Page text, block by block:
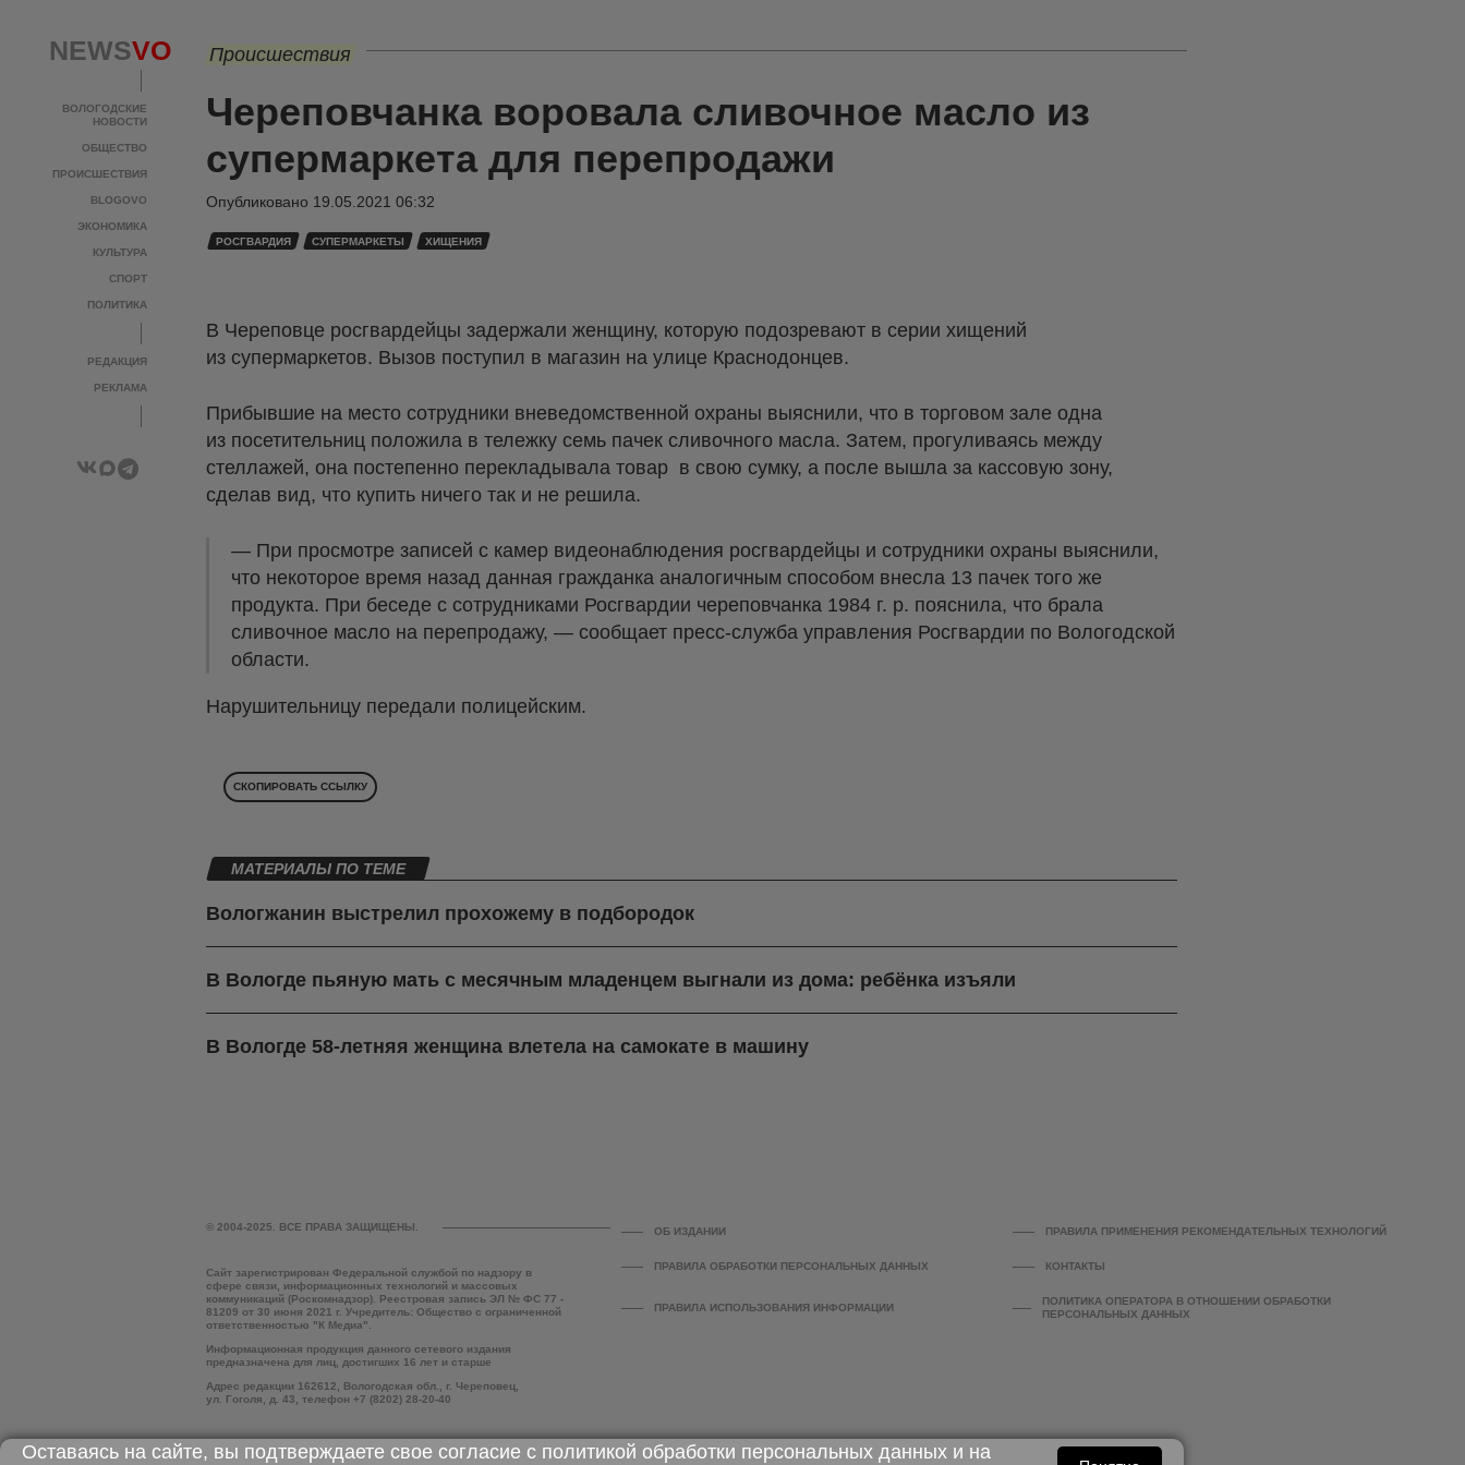
NEWSVO
ВОЛОГОДСКИЕ
НОВОСТИ
ОБЩЕСТВО
ПРОИСШЕСТВИЯ
BLOGOVO
ЭКОНОМИКА
КУЛЬТУРА
СПОРТ
ПОЛИТИКА
РЕДАКЦИЯ
РЕКЛАМА
Происшествия
Череповчанка воровала сливочное масло из
супермаркета для перепродажи
Опубликовано 19.05.2021 06:32
РОСГВАРДИЯ СУПЕРМАРКЕТЫ ХИЩЕНИЯ
В Череповце росгвардейцы задержали женщину, которую подозревают в серии хищений
из супермаркетов. Вызов поступил в магазин на улице Краснодонцев.
Прибывшие на место сотрудники вневедомственной охраны выяснили, что в торговом зале одна
из посетительниц положила в тележку семь пачек сливочного масла. Затем, прогуливаясь между
стеллажей, она постепенно перекладывала товар в свою сумку, а после вышла за кассовую зону,
сделав вид, что купить ничего так и не решила.
— При просмотре записей с камер видеонаблюдения росгвардейцы и сотрудники охраны выяснили,
что некоторое время назад данная гражданка аналогичным способом внесла 13 пачек того же
продукта. При беседе с сотрудниками Росгвардии череповчанка 1984 г. р. пояснила, что брала
сливочное масло на перепродажу, — сообщает пресс-служба управления Росгвардии по Вологодской
области.
Нарушительницу передали полицейским.
СКОПИРОВАТЬ ССЫЛКУ
МАТЕРИАЛЫ ПО ТЕМЕ
Вологжанин выстрелил прохожему в подбородок
В Вологде пьяную мать с месячным младенцем выгнали из дома: ребёнка изъяли
В Вологде 58-летняя женщина влетела на самокате в машину
© 2004-2025. ВСЕ ПРАВА ЗАЩИЩЕНЫ.
Сайт зарегистрирован Федеральной службой по надзору в
сфере связи, информационных технологий и массовых
коммуникаций (Роскомнадзор). Реестровая запись ЭЛ № ФС 77 -
81209 от 30 июня 2021 г. Учредитель: Общество с ограниченной
ответственностью "К Медиа".
Информационная продукция данного сетевого издания
предназначена для лиц, достигших 16 лет и старше
Адрес редакции 162612, Вологодская обл., г. Череповец,
ул. Гоголя, д. 43, телефон +7 (8202) 28-20-40
ОБ ИЗДАНИИ ПРАВИЛА ПРИМЕНЕНИЯ РЕКОМЕНДАТЕЛЬНЫХ ТЕХНОЛОГИЙ
ПРАВИЛА ОБРАБОТКИ ПЕРСОНАЛЬНЫХ ДАННЫХ КОНТАКТЫ
ПРАВИЛА ИСПОЛЬЗОВАНИЯ ИНФОРМАЦИИ
ПОЛИТИКА ОПЕРАТОРА В ОТНОШЕНИИ ОБРАБОТКИ
ПЕРСОНАЛЬНЫХ ДАННЫХ
Оставаясь на сайте, вы подтверждаете свое согласие с политикой обработки персональных данных и на